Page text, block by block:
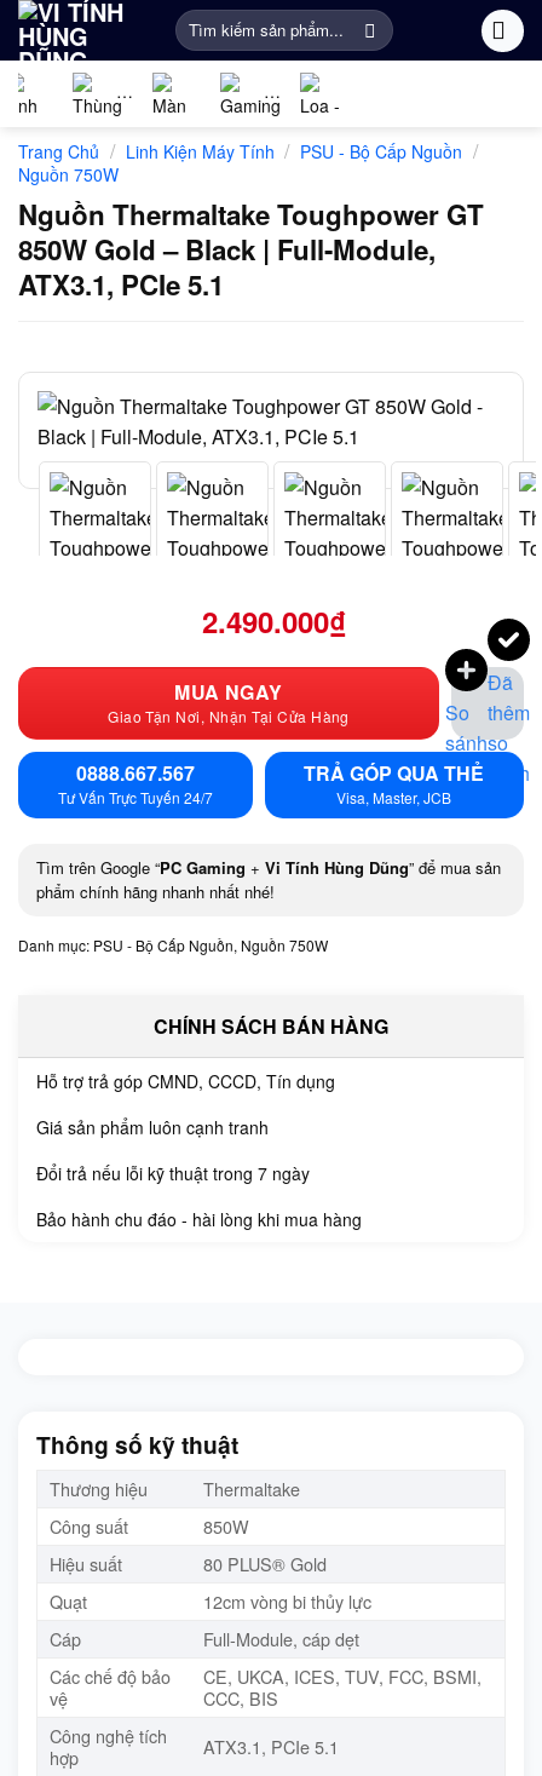
Bỏ
qua
nội
dung
Tìm
kiếm:
kiện
máy
tính
Gaming
Hình
Tính
Gear
thanh
Kiện
Trang Chủ / Linh Kiện Máy Tính / PSU - Bộ Cấp Nguồn /
Nguồn 750W
Nguồn Thermaltake Toughpower GT
850W Gold – Black | Full-Module,
ATX3.1, PCIe 5.1
2.490.000₫
MUA NGAY
Giao Tận Nơi, Nhận Tại Cửa Hàng
So
sánh
Đã
thêm
so
sánh
0888.667.567
Tư Vấn Trực Tuyến 24/7
TRẢ GÓP QUA THẺ
Visa, Master, JCB
Tìm trên Google “PC Gaming + Vi Tính Hùng Dũng” để mua sản
phẩm chính hãng nhanh nhất nhé!
Danh mục: PSU - Bộ Cấp Nguồn, Nguồn 750W
CHÍNH SÁCH BÁN HÀNG
Hỗ trợ trả góp CMND, CCCD, Tín dụng
Giá sản phẩm luôn cạnh tranh
Đổi trả nếu lỗi kỹ thuật trong 7 ngày
Bảo hành chu đáo - hài lòng khi mua hàng
Thông số kỹ thuật
Thương hiệu
Thermaltake
Công suất
850W
Hiệu suất
80 PLUS® Gold
Quạt
12cm vòng bi thủy lực
Cáp
Full-Module, cáp dẹt
Các chế độ bảo
vệ
CE, UKCA, ICES, TUV, FCC, BSMI,
CCC, BIS
Công nghệ tích
hợp
ATX3.1, PCIe 5.1